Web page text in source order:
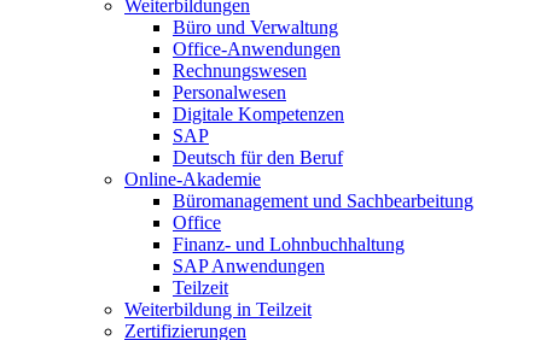
Weiterbildungen
Büro und Verwaltung
Office-Anwendungen
Rechnungswesen
Personalwesen
Digitale Kompetenzen
SAP
Deutsch für den Beruf
Online-Akademie
Büromanagement und Sachbearbeitung
Office
Finanz- und Lohnbuchhaltung
SAP Anwendungen
Teilzeit
Weiterbildung in Teilzeit
Zertifizierungen